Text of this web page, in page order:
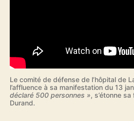
Le comité de défense de l’hôpital de
l’affluence à sa manifestation du 13
déclaré 500 personnes », s’étonne
Durand.